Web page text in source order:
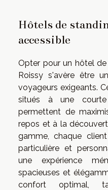
Hôtels de
accessible
Opter pour un hôtel
Roissy s'avère être
voyageurs exigeants.
situés à une
permettent de
repos et à la
gamme, chaque
particulière et
une expérience
spacieuses et
confort optimal,